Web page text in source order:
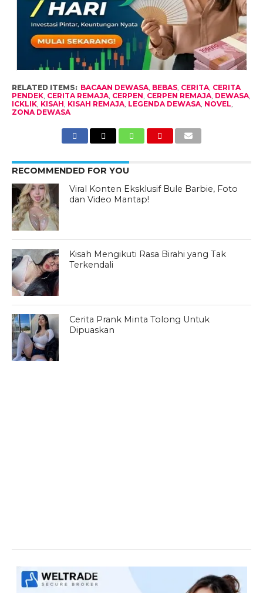
RELATED ITEMS: BACAAN DEWASA, BEBAS, CERITA, CERITA
PENDEK, CERITA REMAJA, CERPEN, CERPEN REMAJA, DEWASA,
ICKLIK, KISAH, KISAH REMAJA, LEGENDA DEWASA, NOVEL,
ZONA DEWASA
RECOMMENDED FOR YOU
Viral Konten Eksklusif Bule Barbie, Foto
dan Video Mantap!
Kisah Mengikuti Rasa Birahi yang Tak
Terkendali
Cerita Prank Minta Tolong Untuk
Dipuaskan